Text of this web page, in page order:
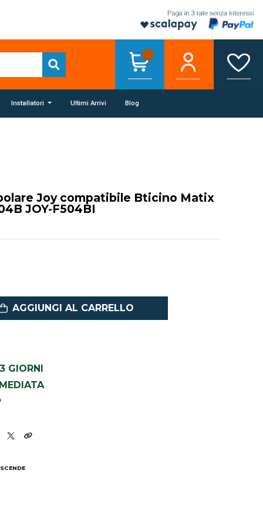
Installatori Ultimi Arrivi Blog
Joy compatibile Bticino Matix
JOY-F504BI
AGGIUNGI AL CARRELLO
GIORNI